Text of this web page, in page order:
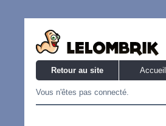
Retour au site Accueil
Vous n'êtes pas connecté.